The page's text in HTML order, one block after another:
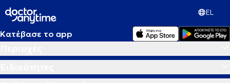
EL
Κατέβασε το app